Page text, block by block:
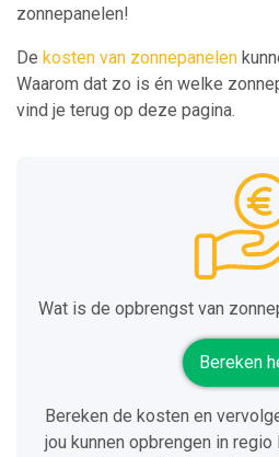
zonnepanelen!
De kosten van zonnepanelen
Waarom dat zo is én welke
vind je terug op deze pagina.
Wat is de opbrengst van
Bereken
Bereken de kosten en
jou kunnen opbrengen in